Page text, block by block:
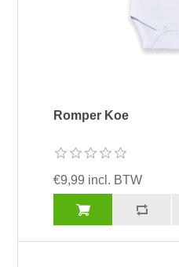
Romper Koe
€9,99 incl. BTW